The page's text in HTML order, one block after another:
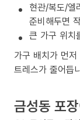
현관/복도/엘
준비해두면
큰 가구 위치
가구 배치가 먼
트레스가 줄어듭
금성동 포